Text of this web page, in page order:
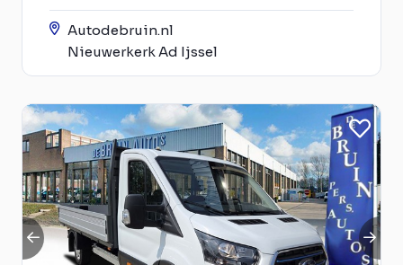
Autodebruin.nl
Nieuwerkerk Ad Ijssel